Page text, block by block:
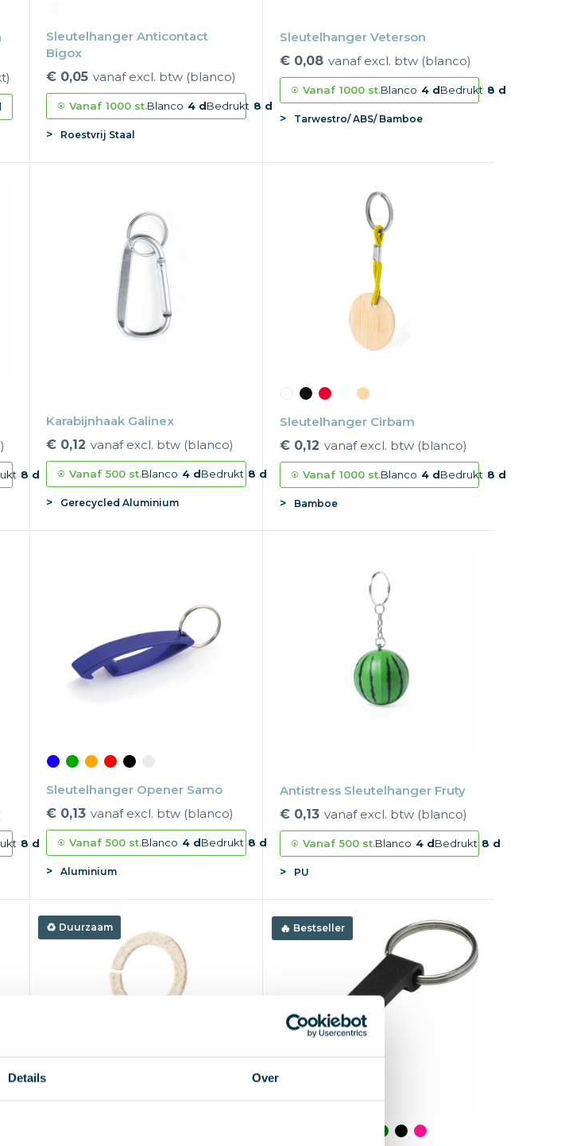
Details Over
Sleutelhanger Anticontact
Bigox
€ 0,05 vanaf excl. btw (blanco)
Vanaf 1000 st.Blanco 4 dBedrukt 8 d
Roestvrij Staal
Sleutelhanger Veterson
€ 0,08 vanaf excl. btw (blanco)
Vanaf 1000 st.Blanco 4 dBedrukt 8 d
Tarwestro/ ABS/ Bamboe
8 d
Karabijnhaak Galinex
€ 0,12 vanaf excl. btw (blanco)
Vanaf 500 st.Blanco 4 dBedrukt 8 d
Gerecycled Aluminium
Sleutelhanger Cirbam
€ 0,12 vanaf excl. btw (blanco)
Vanaf 1000 st.Blanco 4 dBedrukt 8 d
Bamboe
8 d
Sleutelhanger Opener Samo
€ 0,13 vanaf excl. btw (blanco)
Vanaf 500 st.Blanco 4 dBedrukt 8 d
Aluminium
Antistress Sleutelhanger Fruty
€ 0,13 vanaf excl. btw (blanco)
Vanaf 500 st.Blanco 4 dBedrukt 8 d
PU
Duurzaam Bestseller